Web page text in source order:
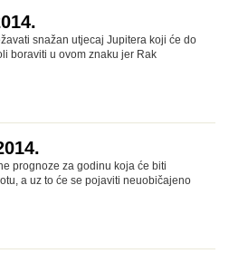
snažan utjecaj Jupitera koji će do
boraviti u ovom znaku jer Rak
prognoze za godinu koja će biti
a uz to će se pojaviti neuobičajeno